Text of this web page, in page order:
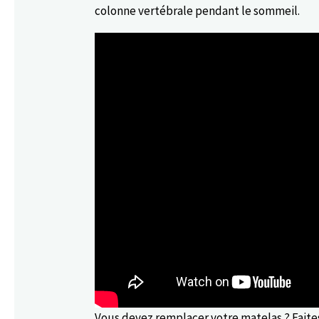
colonne vertébrale pendant le sommeil.